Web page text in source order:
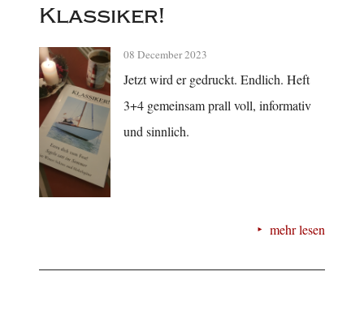
Klassiker!
08 December 2023
Jetzt wird er gedruckt. Endlich. Heft
3+4 gemeinsam prall voll, informativ
und sinnlich.
mehr lesen